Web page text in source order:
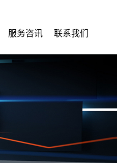
服务咨讯 联系我们